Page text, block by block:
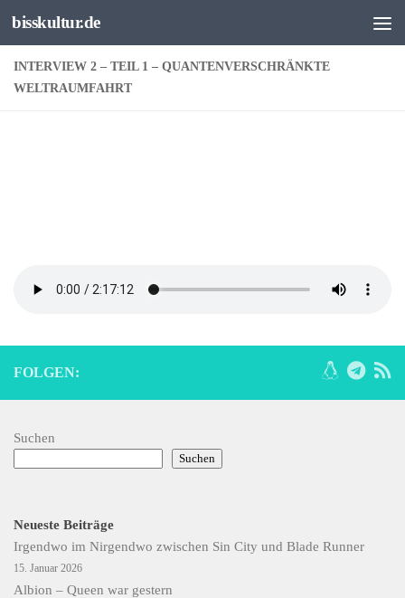
Unter dem Inhalt
bisskultur.de
INTERVIEW 2 – TEIL 1 – QUANTENVERSCHRÄNKTE
WELTRAUMFAHRT
FOLGEN:
Suchen
Suchen
Neueste Beiträge
Irgendwo im Nirgendwo zwischen Sin City und Blade Runner
15. Januar 2026
Albion – Queen war gestern